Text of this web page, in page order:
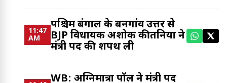
11:47
AM
पश्चिम बंगाल के बनगांव उत्तर से
BJP विधायक अशोक कीर्तनिया ने
मंत्री पद की शपथ ली
WB: अग्निमात्रा पॉल ने मंत्री पद